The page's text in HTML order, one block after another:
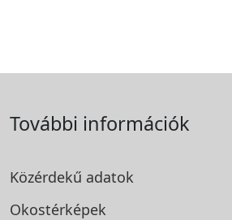
További információk
Közérdekű adatok
Okostérképek